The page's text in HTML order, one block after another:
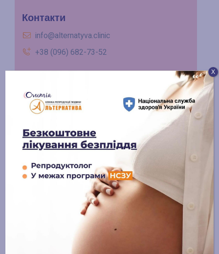
Контакти
info@alternatyva.clinic
+38 (096) 682-73-52
Графік роботи
СБ 9:00 – 13:00
НД - вихідний
Рекомендуємо
Х